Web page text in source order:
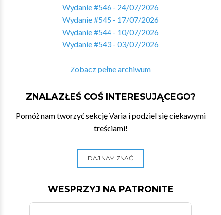
Wydanie #546 - 24/07/2026
Wydanie #545 - 17/07/2026
Wydanie #544 - 10/07/2026
Wydanie #543 - 03/07/2026
Zobacz pełne archiwum
ZNALAZŁEŚ COŚ INTERESUJĄCEGO?
Pomóż nam tworzyć sekcję Varia i podziel się ciekawymi
treściami!
DAJ NAM ZNAĆ
WESPRZYJ NA PATRONITE